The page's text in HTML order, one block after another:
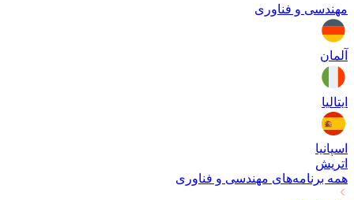
مهندسی و فناوری
آلمان
ایتالیا
اسپانیا
اتریش
همه برنامه‌های مهندسی و فناوری